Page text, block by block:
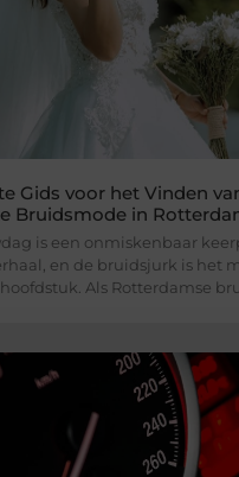
Gids voor het Vinden
Bruidsmode in
is een onmiskenbaar
en de bruidsjurk is het
Als Rotterdamse